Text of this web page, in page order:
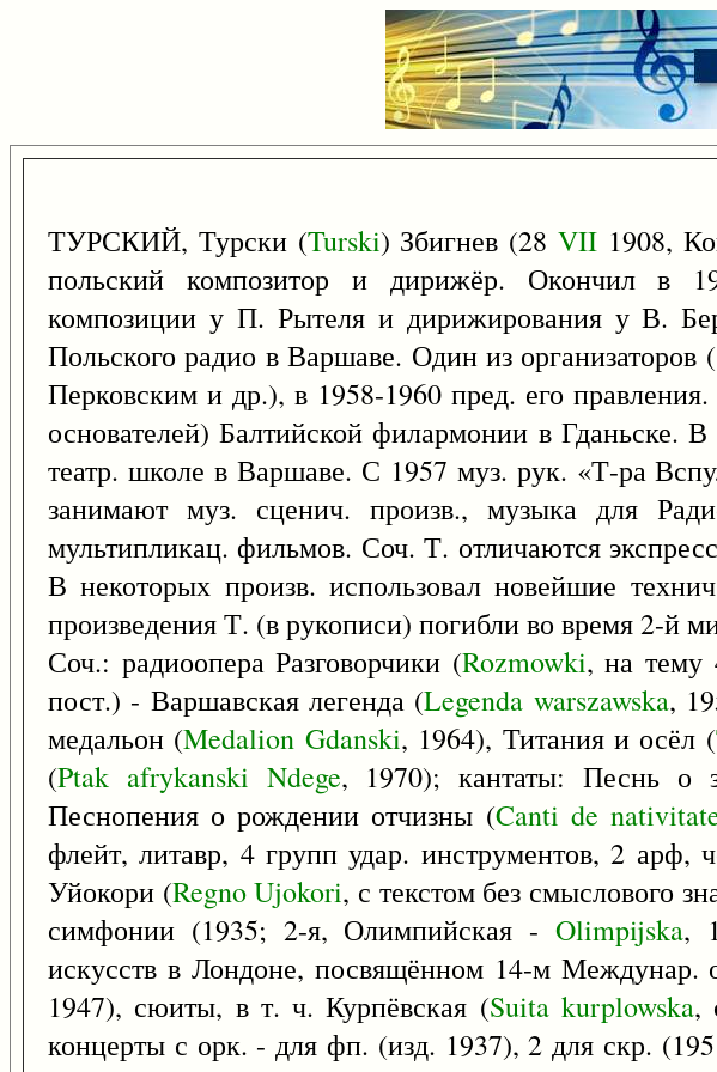
ТУРСКИЙ, Турски (Turski) Збигнев (28VII 1908,
польский композитор и дирижёр. Окончил в
композиции у П. Рытеля и дирижирования у В.
Польского радио в Варшаве. Один из
Перковским и др.), в 1958-1960 пред. его
основателей) Балтийской филармонии в
театр. школе в Варшаве. С 1957 муз. рук. «Т-ра
занимают муз. сценич. произв., музыка для
мультипликац. фильмов. Соч. Т. отличаются
В некоторых произв. использовал новейшие
произведения Т. (в рукописи) погибли во время 2-й
Соч.: радиоопера Разговорчики (Rozmowki, на тему
пост.) - Варшавская легенда (Legenda warszawska,
медальон (Medalion Gdanski, 1964), Титания и осёл (
(Ptak afrykanski Ndege, 1970); кантаты: Песнь о
Песнопения о рождении отчизны (Canti de
флейт, литавр, 4 групп удар. инструментов, 2 арф,
Уйокори (Regno Ujokori, с текстом без смыслового
симфонии (1935; 2-я, Олимпийская -Olimpijska,
искусств в Лондоне, посвящённом 14-м
1947), сюиты, в т. ч. Курпёвская (Suita kurplowska,
концерты с орк. - для фп. (изд. 1937), 2 для скр.